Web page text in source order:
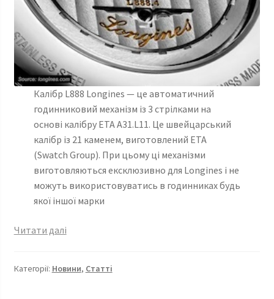
Калібр L888 Longines — це автоматичний
годинниковий механізм із 3 стрілками на
основі калібру ETA A31.L11. Це швейцарський
калібр із 21 каменем, виготовлений ETA
(Swatch Group). При цьому ці механізми
виготовляються ексклюзивно для Longines і не
можуть використовуватись в годинниках будь
якої іншої марки
Читати даліМеханізми
які
Категорії: Новини, Статті